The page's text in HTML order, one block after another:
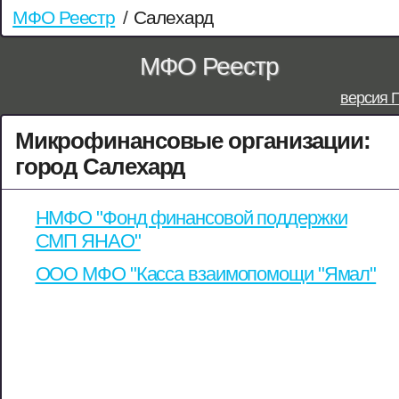
МФО Реестр / Салехард
МФО Реестр
версия
Микрофинансовые организации:
город Салехард
НМФО "Фонд финансовой поддержки
СМП ЯНАО"
ООО МФО "Касса взаимопомощи "Ямал"